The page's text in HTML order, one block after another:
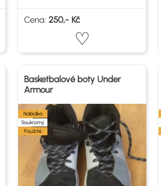
Cena: 250,- Kč
Basketbalové boty Under
Armour
Nabídka
Soukromý
Použité